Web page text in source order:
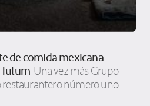
de comida mexicana
Una vez más Grupo
restaurantero número uno